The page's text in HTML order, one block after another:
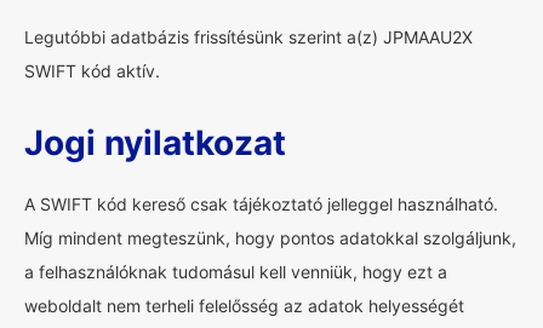
Legutóbbi adatbázis frissítésünk szerint a(z) JPMAAU2X
SWIFT kód aktív.
Jogi nyilatkozat
A SWIFT kód kereső csak tájékoztató jelleggel használható.
Míg mindent megteszünk, hogy pontos adatokkal szolgáljunk,
a felhasználóknak tudomásul kell venniük, hogy ezt a
weboldalt nem terheli felelősség az adatok helyességét